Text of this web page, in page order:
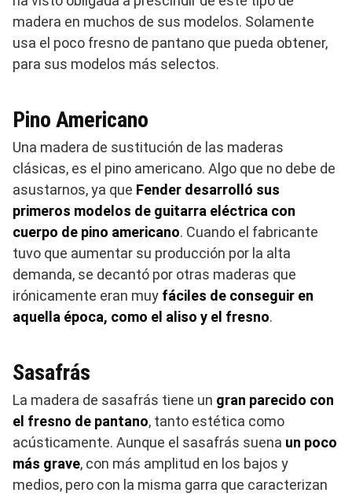
madera en muchos de sus modelos. Solamente
usa el poco fresno de pantano que pueda obtener,
para sus modelos más selectos.
Pino Americano
Una madera de sustitución de las maderas
clásicas, es el pino americano. Algo que no debe de
asustarnos, ya que Fender desarrolló sus
primeros modelos de guitarra eléctrica con
cuerpo de pino americano. Cuando el fabricante
tuvo que aumentar su producción por la alta
demanda, se decantó por otras maderas que
irónicamente eran muy fáciles de conseguir en
aquella época, como el aliso y el fresno.
Sasafrás
La madera de sasafrás tiene un gran parecido con
el fresno de pantano, tanto estética como
acústicamente. Aunque el sasafrás suena un poco
más grave, con más amplitud en los bajos y
medios, pero con la misma garra que caracterizan